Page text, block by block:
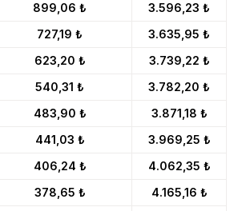
899,06 ₺
3.596,23 ₺
727,19 ₺
3.635,95 ₺
623,20 ₺
3.739,22 ₺
540,31 ₺
3.782,20 ₺
483,90 ₺
3.871,18 ₺
441,03 ₺
3.969,25 ₺
406,24 ₺
4.062,35 ₺
378,65 ₺
4.165,16 ₺